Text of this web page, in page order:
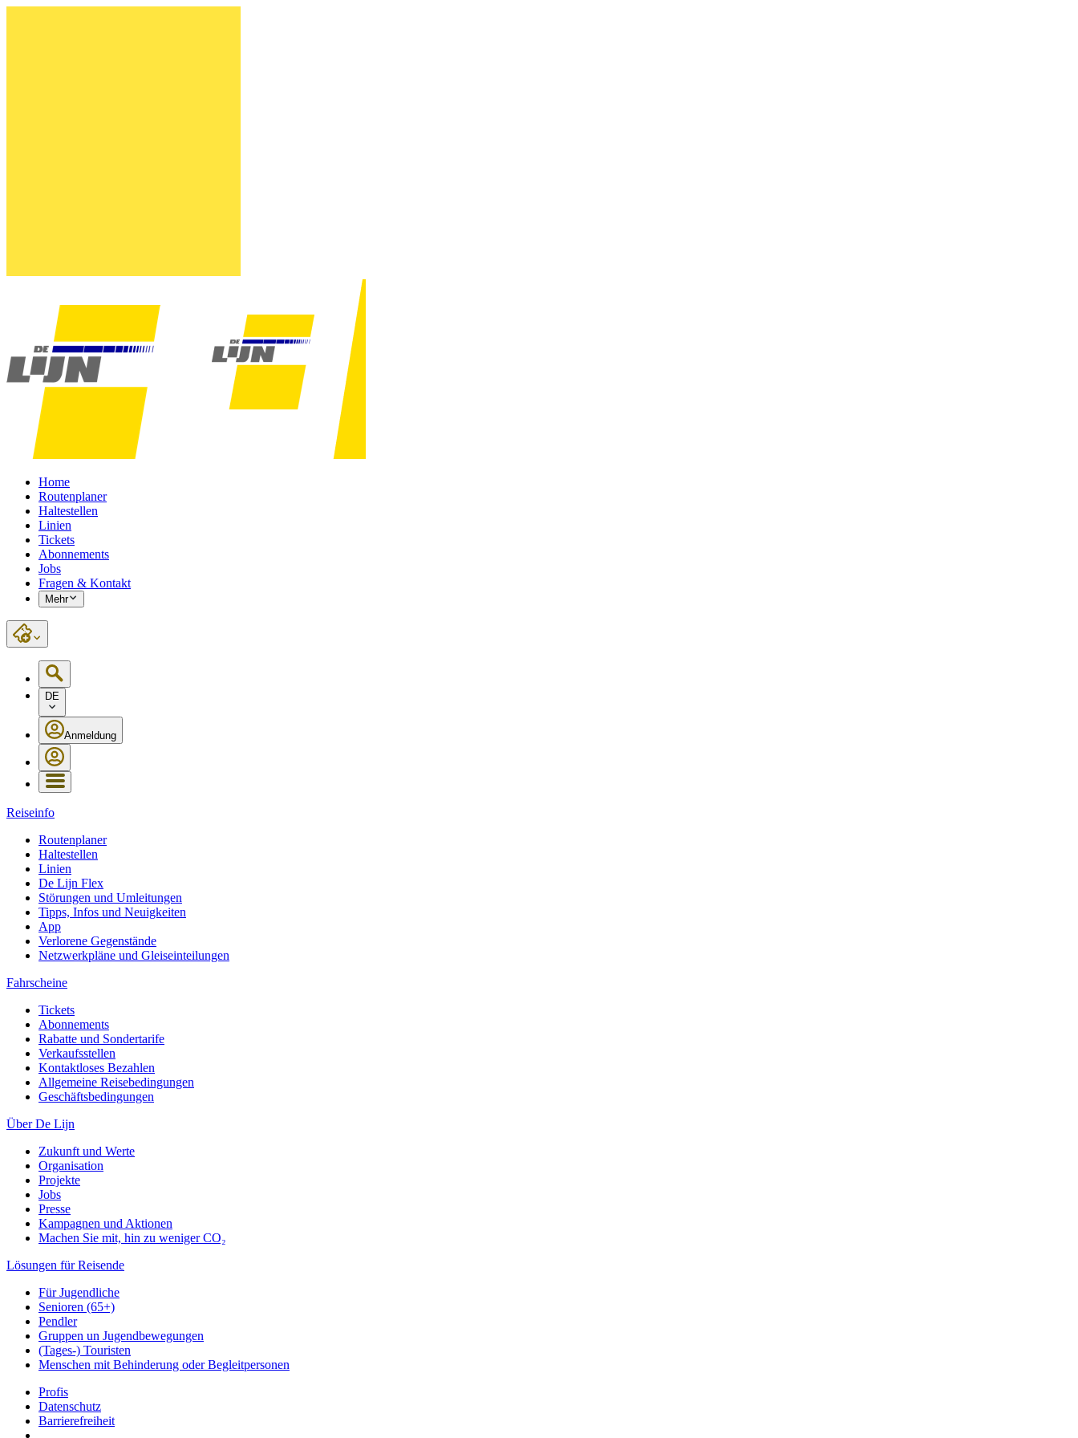
Home
Routenplaner
Haltestellen
Linien
Tickets
Abonnements
Jobs
Fragen & Kontakt
Mehr
DE
Anmeldung
Reiseinfo
Routenplaner
Haltestellen
Linien
De Lijn Flex
Störungen und Umleitungen
Tipps, Infos und Neuigkeiten
App
Verlorene Gegenstände
Netzwerkpläne und Gleiseinteilungen
Fahrscheine
Tickets
Abonnements
Rabatte und Sondertarife
Verkaufsstellen
Kontaktloses Bezahlen
Allgemeine Reisebedingungen
Geschäftsbedingungen
Über De Lijn
Zukunft und Werte
Organisation
Projekte
Jobs
Presse
Kampagnen und Aktionen
Machen Sie mit, hin zu weniger CO₂
Lösungen für Reisende
Für Jugendliche
Senioren (65+)
Pendler
Gruppen un Jugendbewegungen
(Tages-) Touristen
Menschen mit Behinderung oder Begleitpersonen
Profis
Datenschutz
Barrierefreiheit